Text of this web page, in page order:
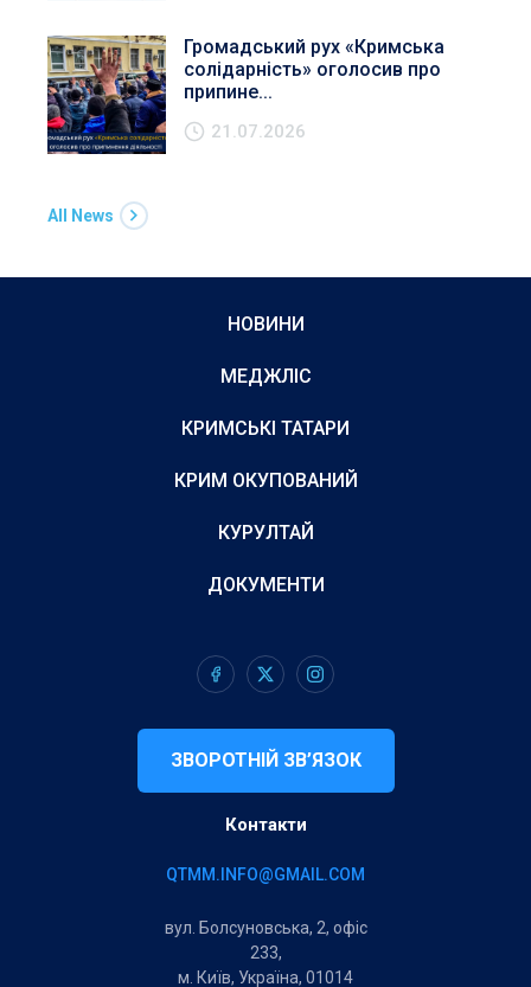
Громадський рух «Кримська
солідарність» оголосив про
припине...
21.07.2026
All News
НОВИНИ
МЕДЖЛІС
КРИМСЬКІ ТАТАРИ
КРИМ ОКУПОВАНИЙ
КУРУЛТАЙ
ДОКУМЕНТИ
ЗВОРОТНІЙ ЗВ’ЯЗОК
Контакти
QTMM.INFO@GMAIL.COM
вул. Болсуновська, 2, офіс
233,
м. Київ, Україна, 01014